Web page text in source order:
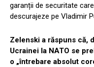
garanții de securitate
descurajeze pe Vladimir
Zelenski a răspuns că,
Ucrainei la NATO se
o „întrebare absolut